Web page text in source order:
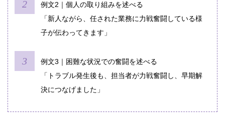
例文2｜個人の取り組みを述べる
「新人ながら、任された業務に力戦奮闘している様
子が伝わってきます」
例文3｜困難な状況での奮闘を述べる
「トラブル発生後も、担当者が力戦奮闘し、早期解
決につなげました」